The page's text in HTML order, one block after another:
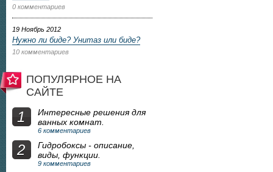
0 комментариев
19 Ноябрь 2012
Нужно ли биде? Унитаз или биде?
10 комментариев
ПОПУЛЯРНОЕ НА
САЙТЕ
1
Интересные решения для
ванных комнат.
6 комментариев
2
Гидробоксы - описание,
виды, функции.
9 комментариев